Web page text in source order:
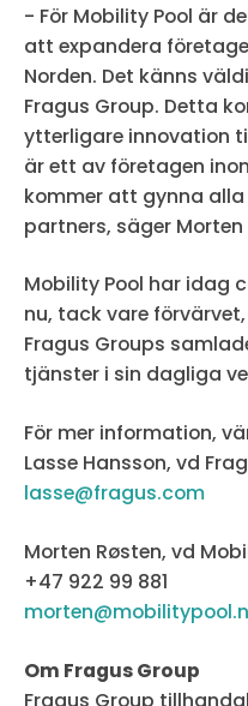
- För Mobility Pool är
att expandera
Norden. Det känns
Fragus Group. Detta
ytterligare innovation
är ett av företagen
kommer att gynna
partners, säger Morten
Mobility Pool har idag
nu, tack vare
Fragus Groups
tjänster i sin dagliga
För mer information,
Lasse Hansson, vd
lasse@fragus.com
Morten Røsten, vd
+47 922 99 881
Om Fragus Group
Fragus Group